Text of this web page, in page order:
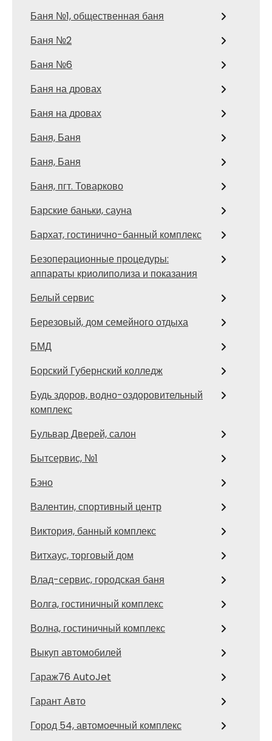
Баня №1, общественная баня
Баня №2
Баня №6
Баня на дровах
Баня на дровах
Баня, Баня
Баня, Баня
Баня, пгт. Товарково
Барские баньки, сауна
Бархат, гостинично-банный комплекс
Безоперационные процедуры:
аппараты криолиполиза и показания
Белый сервис
Березовый, дом семейного отдыха
БМД
Борский Губернский колледж
Будь здоров, водно-оздоровительный
комплекс
Бульвар Дверей, салон
Бытсервис, №1
Бэно
Валентин, спортивный центр
Виктория, банный комплекс
Витхаус, торговый дом
Влад-сервис, городская баня
Волга, гостиничный комплекс
Волна, гостиничный комплекс
Выкуп автомобилей
Гараж76 AutoJet
Гарант Авто
Город 54, автомоечный комплекс